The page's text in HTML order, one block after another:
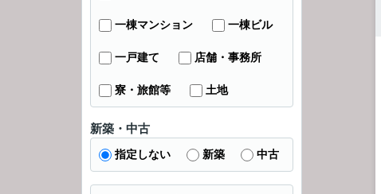
一棟マンション 一棟ビル
一戸建て 店舗・事務所
寮・旅館等 土地
新築・中古
指定しない 新築 中古